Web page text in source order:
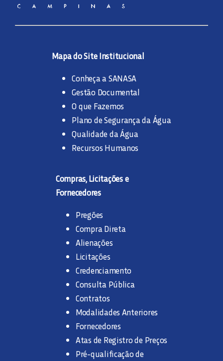
Mapa do Site Institucional
Conheça a SANASA
Gestão Documental
O que Fazemos
Plano de Segurança da Água
Qualidade da Água
Recursos Humanos
Compras, Licitações e
Fornecedores
Pregões
Compra Direta
Alienações
Licitações
Credenciamento
Consulta Pública
Contratos
Modalidades Anteriores
Fornecedores
Atas de Registro de Preços
Pré-qualificação de